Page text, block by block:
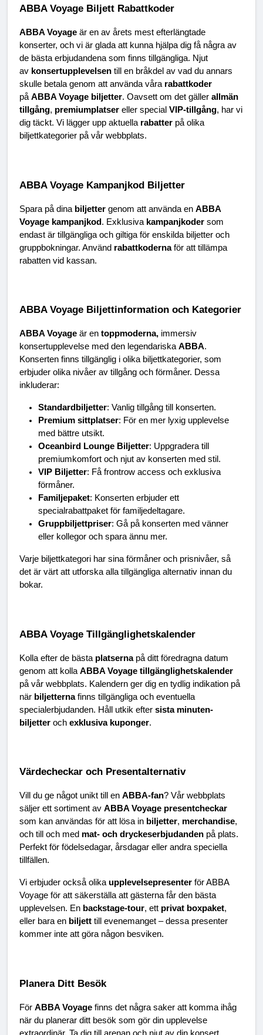
ABBA Voyage Biljett Rabattkoder
ABBA Voyage är en av årets mest efterlängtade
konserter, och vi är glada att kunna hjälpa dig få några av
de bästa erbjudandena som finns tillgängliga. Njut
av konsertupplevelsen till en bråkdel av vad du annars
skulle betala genom att använda våra rabattkoder
på ABBA Voyage biljetter. Oavsett om det gäller allmän
tillgång, premiumplatser eller special VIP-tillgång, har vi
dig täckt. Vi lägger upp aktuella rabatter på olika
biljettkategorier på vår webbplats.
ABBA Voyage Kampanjkod Biljetter
Spara på dina biljetter genom att använda en ABBA
Voyage kampanjkod. Exklusiva kampanjkoder som
endast är tillgängliga och giltiga för enskilda biljetter och
gruppbokningar. Använd rabattkoderna för att tillämpa
rabatten vid kassan.
ABBA Voyage Biljettinformation och Kategorier
ABBA Voyage är en toppmoderna, immersiv
konsertupplevelse med den legendariska ABBA.
Konserten finns tillgänglig i olika biljettkategorier, som
erbjuder olika nivåer av tillgång och förmåner. Dessa
inkluderar:
Standardbiljetter: Vanlig tillgång till konserten.
Premium sittplatser: För en mer lyxig upplevelse
med bättre utsikt.
Oceanbird Lounge Biljetter: Uppgradera till
premiumkomfort och njut av konserten med stil.
VIP Biljetter: Få frontrow access och exklusiva
förmåner.
Familjepaket: Konserten erbjuder ett
specialrabattpaket för familjedeltagare.
Gruppbiljettpriser: Gå på konserten med vänner
eller kollegor och spara ännu mer.
Varje biljettkategori har sina förmåner och prisnivåer, så
det är värt att utforska alla tillgängliga alternativ innan du
bokar.
ABBA Voyage Tillgänglighetskalender
Kolla efter de bästa platserna på ditt föredragna datum
genom att kolla ABBA Voyage tillgänglighetskalender
på vår webbplats. Kalendern ger dig en tydlig indikation på
när biljetterna finns tillgängliga och eventuella
specialerbjudanden. Håll utkik efter sista minuten-
biljetter och exklusiva kuponger.
Värdecheckar och Presentalternativ
Vill du ge något unikt till en ABBA-fan? Vår webbplats
säljer ett sortiment av ABBA Voyage presentcheckar
som kan användas för att lösa in biljetter, merchandise,
och till och med mat- och dryckeserbjudanden på plats.
Perfekt för födelsedagar, årsdagar eller andra speciella
tillfällen.
Vi erbjuder också olika upplevelsepresenter för ABBA
Voyage för att säkerställa att gästerna får den bästa
upplevelsen. En backstage-tour, ett privat boxpaket,
eller bara en biljett till evenemanget – dessa presenter
kommer inte att göra någon besviken.
Planera Ditt Besök
För ABBA Voyage finns det några saker att komma ihåg
när du planerar ditt besök som gör din upplevelse